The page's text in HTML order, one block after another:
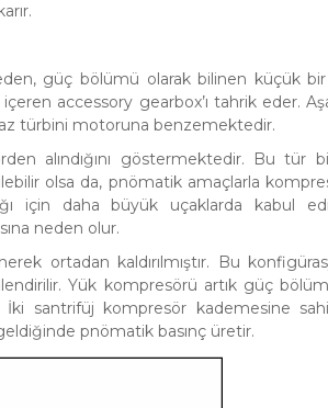
güç bölümü olarak bilinen küçük
accessory gearbox’ı tahrik eder.
türbini motoruna benzemektedir.
alındığını göstermektedir. Bu tür
olsa da, pnömatik amaçlarla
için daha büyük uçaklarda kabul
neden olur.
ortadan kaldırılmıştır. Bu
Yük kompresörü artık güç
santrifüj kompresör kademesine
pnömatik basınç üretir.